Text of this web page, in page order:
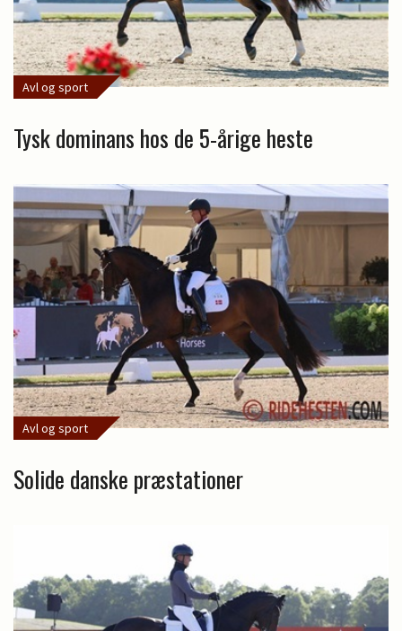
Avl og sport
Tysk dominans hos de 5-årige heste
Avl og sport
Solide danske præstationer